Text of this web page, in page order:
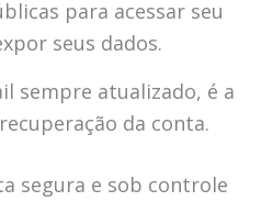
para acessar seu
seus dados.
sempre atualizado, é a
da conta.
segura e sob controle